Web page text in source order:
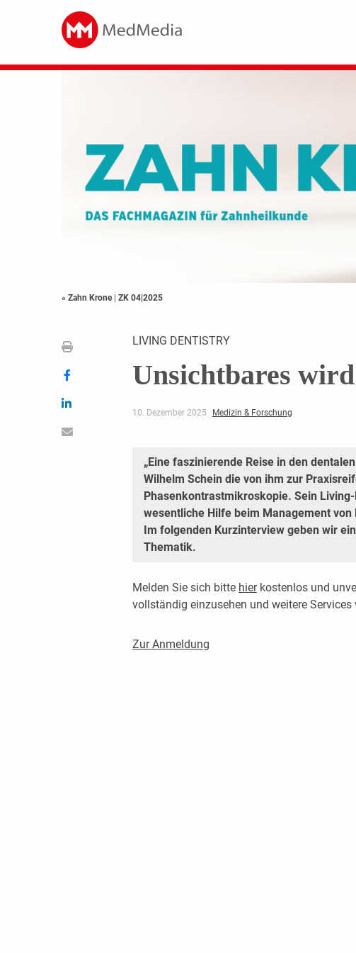
« Zahn Krone | ZK 04|2025
LIVING DENTISTRY
Unsichtbares
10. Dezember 2025 Medizin & Forschung
„Eine faszinierende Reise in den
Wilhelm Schein die von ihm zur
Phasenkontrastmikroskopie. Sein
wesentliche Hilfe beim Management
Im folgenden Kurzinterview geben wir
Thematik.
Melden Sie sich bitte hierkostenlos und
vollständig einzusehen und weitere
Zur Anmeldung